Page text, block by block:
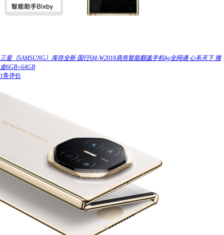
三星（SAMSUNG）库存全新 国行SM-W2018商务智能翻盖手机4g全网通 心系天下 雅
金6GB+64GB
1条评价